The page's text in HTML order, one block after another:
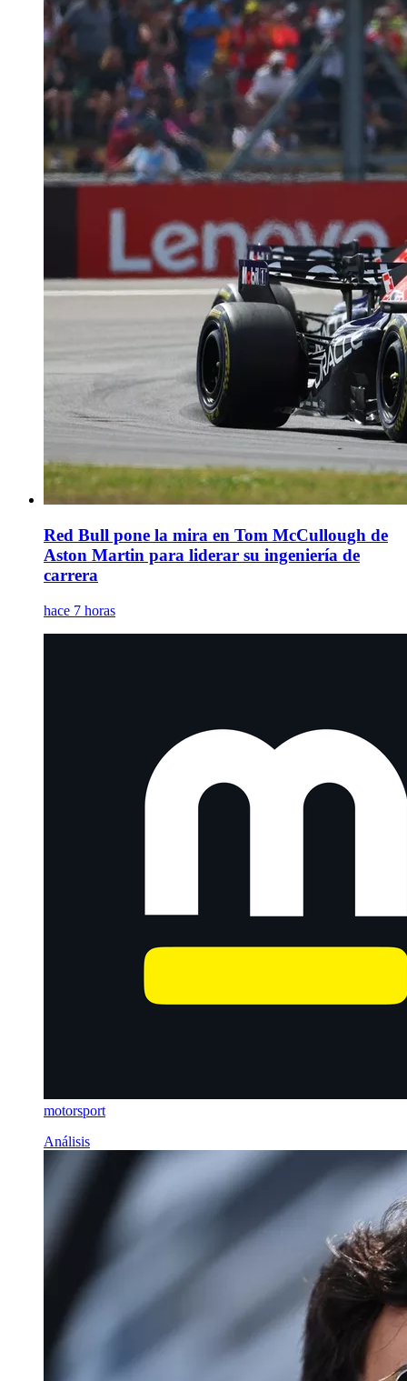
Red Bull pone la mira en Tom McCullough de
Aston Martin para liderar su ingeniería de
carrera
hace 7 horas
motorsport
Análisis